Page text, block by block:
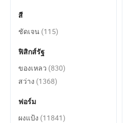
สี
ชัดเจน (115)
ฟิสิกส์รัฐ
ของเหลว (830)
สว่าง (1368)
ฟอร์ม
ผงแป้ง (11841)